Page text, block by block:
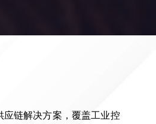
链解决方案，覆盖工业控